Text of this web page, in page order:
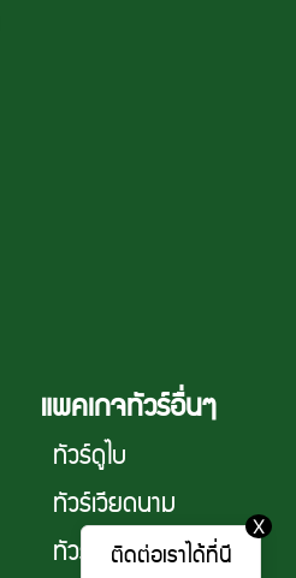
แพคเกจทัวร์อื่นๆ
ทัวร์ดูไบ
ทัวร์เวียดนาม
ทัวร์ไต้หวันติดต่อเราได้ที่นี
X